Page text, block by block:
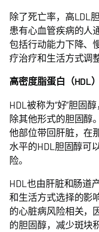
除了死亡率，高LDL
患有心血管疾病的人
包括行动能力下降、
疗治疗和生活方式调整
高密度脂蛋白（HDL
HDL被称为“好”胆固
除其他形式的胆固醇
他部位带回肝脏，在
水平的HDL胆固醇可
险。
HDL也由肝脏和肠道
和生活方式选择的影
的心脏病风险相关，
的胆固醇，减少斑块